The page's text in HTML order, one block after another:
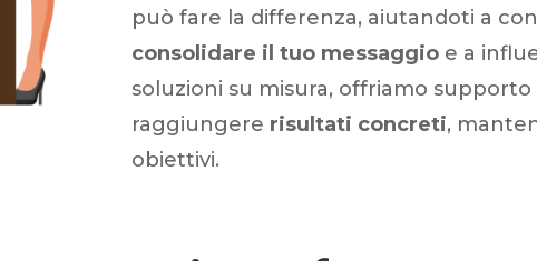
può fare la differenza, aiutandoti a
consolidare il tuo messaggioe a
soluzioni su misura, offriamo
raggiungere risultati concreti,
obiettivi.